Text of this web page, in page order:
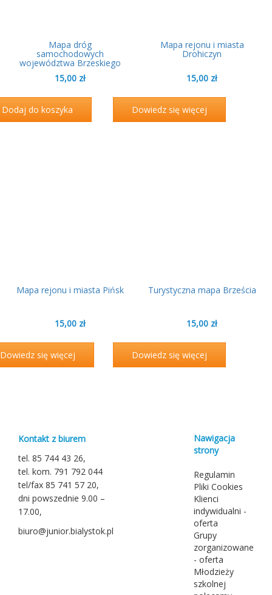
Mapa dróg
samochodowych
województwa Brzeskiego
15,00 zł
Dodaj do koszyka
Mapa rejonu i miasta
Drohiczyn
15,00 zł
Dowiedz się więcej
Mapa rejonu i miasta Pińsk
15,00 zł
Dowiedz się więcej
Turystyczna mapa Brześcia
15,00 zł
Dowiedz się więcej
Kontakt z biurem
tel. 85 744 43 26,
tel. kom. 791 792 044
tel/fax 85 741 57 20,
dni powszednie 9.00 –
17.00,
biuro@junior.bialystok.pl
Nawigacja
strony
Regulamin
Pliki Cookies
Klienci
indywidualni -
oferta
Grupy
zorganizowane
- oferta
Młodzieży
szkolnej